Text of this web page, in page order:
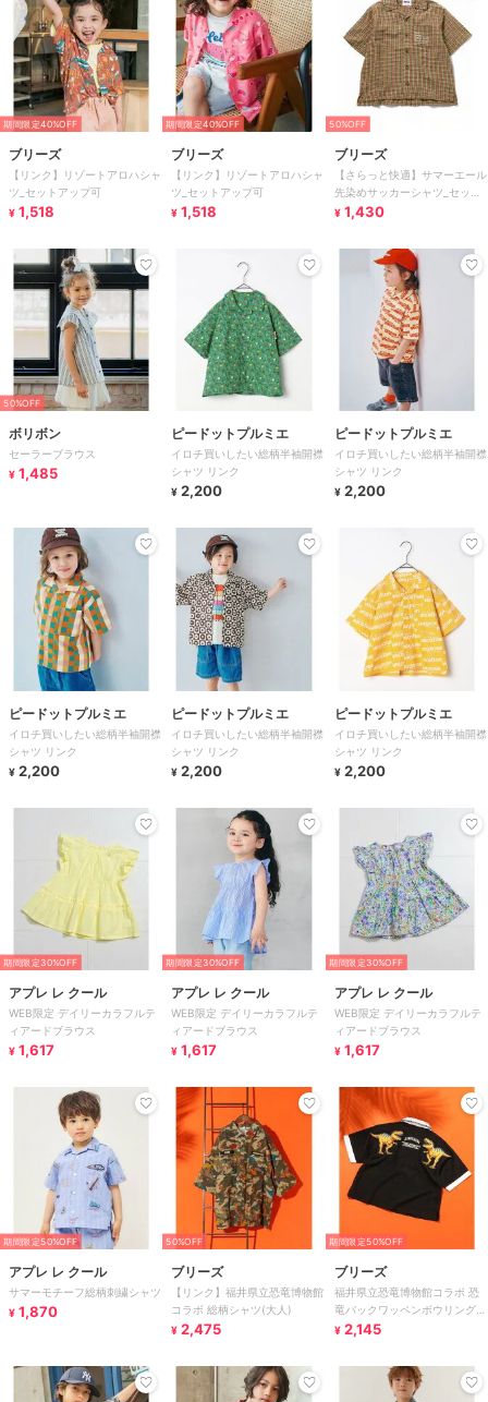
期間限定40%OFF
ブリーズ
【リンク】リゾートアロハシャ
ツ_セットアップ可
¥ 1,518
期間限定40%OFF
ブリーズ
【リンク】リゾートアロハシャ
ツ_セットアップ可
¥ 1,518
50%OFF
ブリーズ
【さらっと快適】サマーエール
先染めサッカーシャツ_セット
アップ可
¥ 1,430
50%OFF
ボリボン
セーラーブラウス
¥ 1,485
ピードットプルミエ
イロチ買いしたい総柄半袖開襟
シャツ リンク
¥ 2,200
ピードットプルミエ
イロチ買いしたい総柄半袖開襟
シャツ リンク
¥ 2,200
ピードットプルミエ
イロチ買いしたい総柄半袖開襟
シャツ リンク
¥ 2,200
ピードットプルミエ
イロチ買いしたい総柄半袖開襟
シャツ リンク
¥ 2,200
ピードットプルミエ
イロチ買いしたい総柄半袖開襟
シャツ リンク
¥ 2,200
期間限定30%OFF
アプレ レ クール
WEB限定 デイリーカラフルテ
ィアードブラウス
¥ 1,617
期間限定30%OFF
アプレ レ クール
WEB限定 デイリーカラフルテ
ィアードブラウス
¥ 1,617
期間限定30%OFF
アプレ レ クール
WEB限定 デイリーカラフルテ
ィアードブラウス
¥ 1,617
期間限定50%OFF
アプレ レ クール
サマーモチーフ総柄刺繍シャツ
¥ 1,870
50%OFF
ブリーズ
【リンク】福井県立恐竜博物館
コラボ 総柄シャツ(大人)
¥ 2,475
期間限定50%OFF
ブリーズ
福井県立恐竜博物館コラボ 恐
竜バックワッペンボウリングシ
ャツ
¥ 2,145